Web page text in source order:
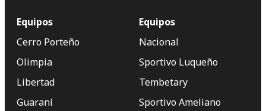
Equipos
Cerro Porteño
Olimpia
Libertad
Guaraní
Equipos
Nacional
Sportivo Luqueño
Tembetary
Sportivo Ameliano